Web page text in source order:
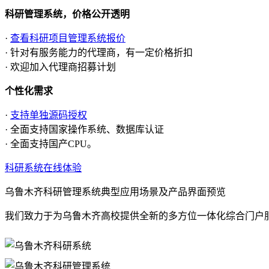
科研管理系统，价格公开透明
· 查看科研项目管理系统报价
· 针对有服务能力的代理商，有一定价格折扣
· 欢迎加入代理商招募计划
个性化需求
· 支持单独源码授权
· 全面支持国家操作系统、数据库认证
· 全面支持国产CPU。
科研系统在线体验
乌鲁木齐科研管理系统典型应用场景及产品界面预览
我们致力于为乌鲁木齐高校提供全新的多方位一体化综合门户